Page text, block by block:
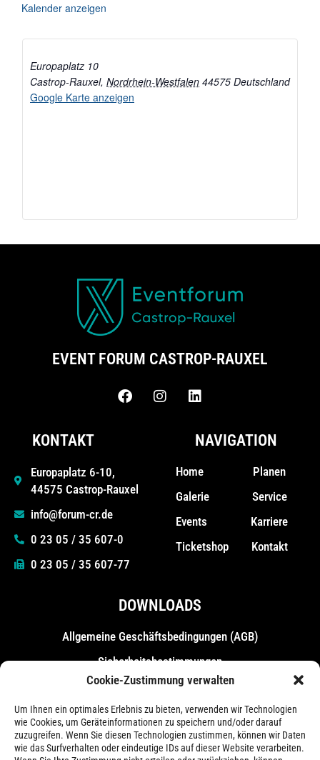
Cookie-Zustimmung verwalten
Um Ihnen ein optimales Erlebnis zu bieten, verwenden wir Technologien
wie Cookies, um Geräteinformationen zu speichern und/oder darauf
zuzugreifen. Wenn Sie diesen Technologien zustimmen, können wir Daten
wie das Surfverhalten oder eindeutige IDs auf dieser Website verarbeiten.
Kalender anzeigen
Europaplatz 10
Castrop-Rauxel, Nordrhein-Westfalen 44575 Deutschland
Google Karte anzeigen
EVENT FORUM CASTROP-RAUXEL
KONTAKT
Europaplatz 6-10,
44575 Castrop-Rauxel
info@forum-cr.de
0 23 05 / 35 607-0
0 23 05 / 35 607-77
NAVIGATION
Home
Galerie
Events
Ticketshop
Planen
Service
Karriere
Kontakt
DOWNLOADS
Allgemeine Geschäfts­bedingungen (AGB)
Sicherheitsbestimmungen
Messebestimmungen